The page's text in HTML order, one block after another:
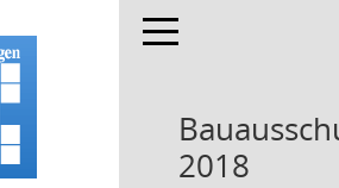
Toggle navigation
2018